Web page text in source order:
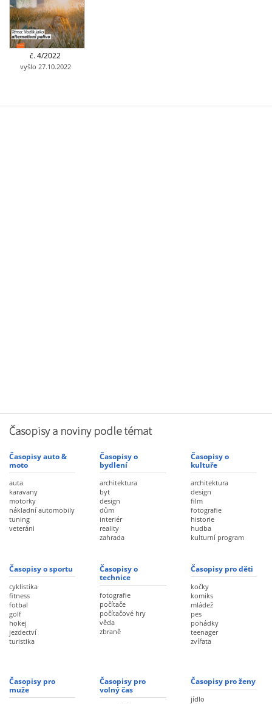
č. 4/2022
vyšlo 27.10.2022
Časopisy a noviny podle témat
Časopisy auto &
moto
auta
karavany
motorky
nákladní automobily
tuning
veteráni
Časopisy o
bydlení
architektura
byt
design
dům
interiér
reality
zahrada
Časopisy o
kultuře
architektura
design
film
fotografie
historie
hudba
kulturní program
Časopisy o sportu
cyklistika
fitness
fotbal
golf
hokej
jezdectví
turistika
Časopisy o
technice
fotografie
počítače
počítačové hry
věda
zbraně
Časopisy pro děti
kočky
komiks
mládež
pes
pohádky
teenager
zvířata
Časopisy pro
muže
Časopisy pro
volný čas
Časopisy pro ženy
jídlo